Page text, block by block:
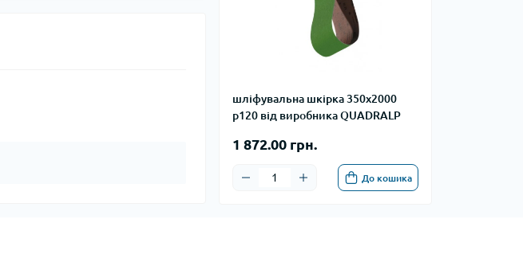
шліфувальна шкірка 350х2000
p120 від виробника QUADRALP
1 872.00 грн.
До кошика